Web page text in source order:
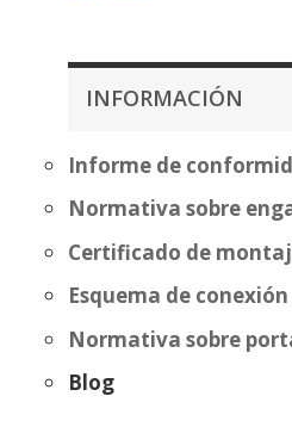
desde
hasta
INFORMACIÓN
Informe de
Normativa sobre
Certificado de
Esquema de
Normativa sobre
Blog